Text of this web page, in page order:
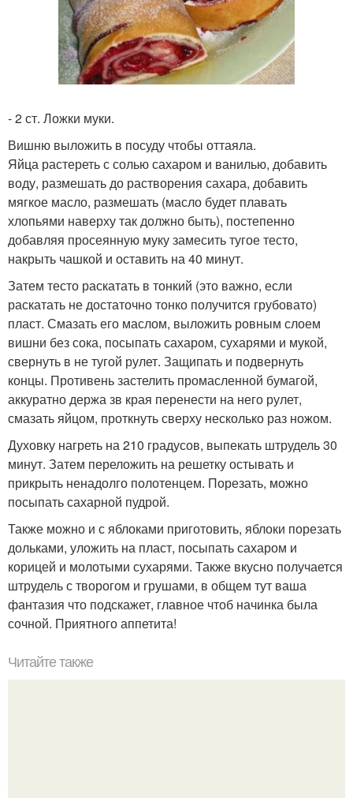
- 2 ст. Ложки муки.
Вишню выложить в посуду чтобы оттаяла.
Яйца растереть с солью сахаром и ванилью, добавить
воду, размешать до растворения сахара, добавить
мягкое масло, размешать (масло будет плавать
хлопьями наверху так должно быть), постепенно
добавляя просеянную муку замесить тугое тесто,
накрыть чашкой и оставить на 40 минут.
Затем тесто раскатать в тонкий (это важно, если
раскатать не достаточно тонко получится грубовато)
пласт. Смазать его маслом, выложить ровным слоем
вишни без сока, посыпать сахаром, сухарями и мукой,
свернуть в не тугой рулет. Защипать и подвернуть
концы. Противень застелить промасленной бумагой,
аккуратно держа зв края перенести на него рулет,
смазать яйцом, проткнуть сверху несколько раз ножом.
Духовку нагреть на 210 градусов, выпекать штрудель 30
минут. Затем переложить на решетку остывать и
прикрыть ненадолго полотенцем. Порезать, можно
посыпать сахарной пудрой.
Также можно и с яблоками приготовить, яблоки порезать
дольками, уложить на пласт, посыпать сахаром и
корицей и молотыми сухарями. Также вкусно получается
штрудель с творогом и грушами, в общем тут ваша
фантазия что подскажет, главное чтоб начинка была
сочной. Приятного аппетита!
Читайте также